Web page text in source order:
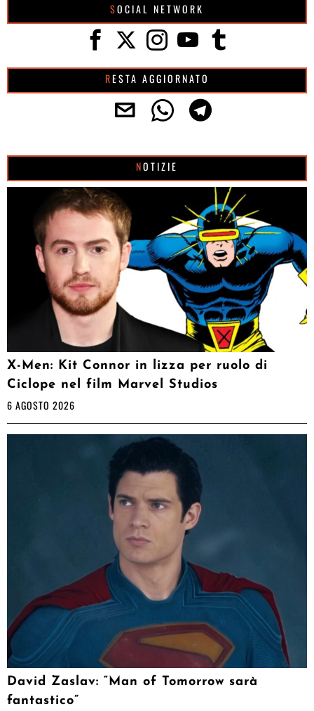
SOCIAL NETWORK
RESTA AGGIORNATO
NOTIZIE
X-Men: Kit Connor in lizza per ruolo di
Ciclope nel film Marvel Studios
6 AGOSTO 2026
David Zaslav: “Man of Tomorrow sarà
fantastico”